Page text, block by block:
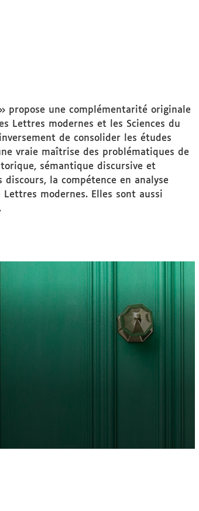
une complémentarité originale
Lettres modernes et les Sciences du
de consolider les études
vraie maîtrise des problématiques de
sémantique discursive et
la compétence en analyse
modernes. Elles sont aussi